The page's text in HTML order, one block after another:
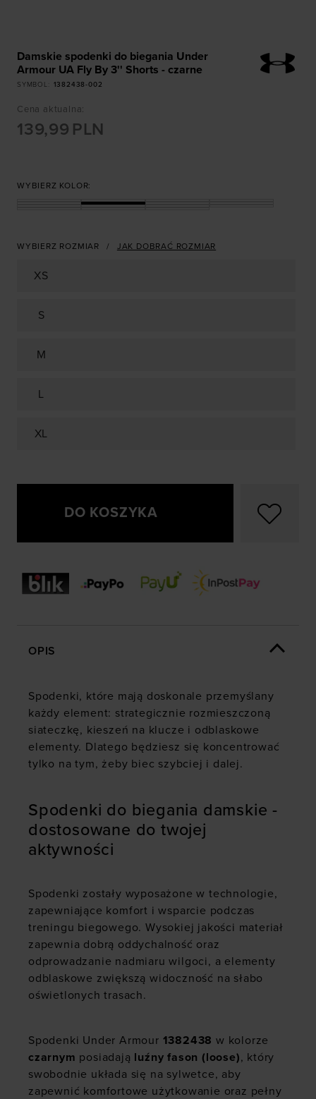
Damskie spodenki do biegania Under
Armour UA Fly By 3'' Shorts - czarne
SYMBOL 1382438-002
Cena aktualna:
139,99 PLN
WYBIERZ KOLOR:
WYBIERZ ROZMIAR JAK DOBRAĆ ROZMIAR
XS
S
M
L
XL
DO KOSZYKA
OPIS
Spodenki, które mają doskonale przemyślany
każdy element: strategicznie rozmieszczoną
siateczkę, kieszeń na klucze i odblaskowe
elementy. Dlatego będziesz się koncentrować
tylko na tym, żeby biec szybciej i dalej.
Spodenki do biegania damskie -
dostosowane do twojej
aktywności
Spodenki zostały wyposażone w technologie,
zapewniające komfort i wsparcie podczas
treningu biegowego. Wysokiej jakości materiał
zapewnia dobrą oddychalność oraz
odprowadzanie nadmiaru wilgoci, a elementy
odblaskowe zwiększą widoczność na słabo
oświetlonych trasach.
Spodenki Under Armour 1382438 w kolorze
czarnym posiadają luźny fason (loose), który
swobodnie układa się na sylwetce, aby
zapewnić komfortowe użytkowanie oraz pełny